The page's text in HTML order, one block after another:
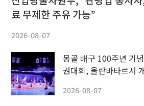
료 무제한 주유 가능”
2026-08-07
몽골 배구 100주년 기
권대회, 울란바타르서
2026-08-07